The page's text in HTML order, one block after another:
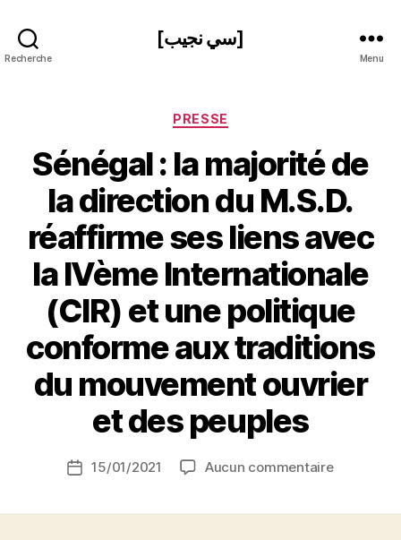
Recherche
[سي نجيب]
Menu
Catégories
PRESSE
Sénégal : la majorité de
la direction du M.S.D.
réaffirme ses liens avec
la IVème Internationale
(CIR) et une politique
conforme aux traditions
du mouvement ouvrier
et des peuples
de
a
S
N
Date15/01/2021 Aucun commentairesur